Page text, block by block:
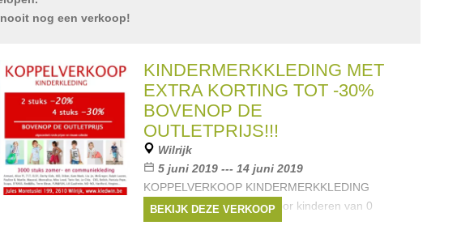
nog een verkoop!
KINDERMERKKLEDING MET
EXTRA KORTING TOT -30%
BOVENOP DE
OUTLETPRIJS!!!
Wilrijk
5 juni 2019 --- 14 juni 2019
KOPPELVERKOOP KINDERMERKKLEDING
Zomer- en feestcollectie voor kinderen van 0
tot 16 jaar ----------------------------------------------
BEKIJK DEZE VERKOOP